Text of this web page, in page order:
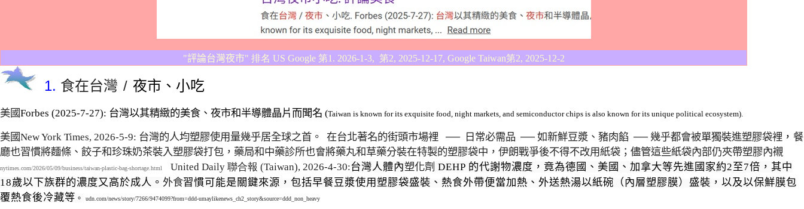
"評論台灣夜市" 排名 US Google 第1. 2026-1-3, 第2, 2025-12-17, Google Taiwan第2, 2025-12-2
1. 食在台灣 / 夜市 、 小吃
美國Forbes (2025-7-27): 台灣以其精緻的美食、夜市和半導體晶片而聞名 (Taiwan is known for its exquisite food, night markets, and semiconductor chips is also known for its unique political ecosystem).
美國New York Times, 2026-5-9: 台灣的人均塑膠使用量幾乎居全球之首。 在台北著名的街頭市場裡 ── 日常必需品 ──如新鮮豆漿、豬肉餡 ── 幾乎都會被單獨裝進塑膠袋裡 ， 餐
廳也習慣將麵條、餃子和珍珠奶茶裝入塑膠袋打包，藥局和中藥診所也會將藥丸和草藥分裝在特製的塑膠袋中， 伊朗戰爭後不得不改用紙袋；儘管這些紙袋內部仍夾帶塑膠內襯
nytimes.com/2026/05/09/business/taiwan-plastic-bag-shortage.html United Daily 聯合報 (Taiwan), 2026-4-30:台灣人體內塑化劑 DEHP 的代謝物濃度，竟為德國、美國、加拿大等先進國家約2至7倍，其中
18歲以下族群的濃度又高於成人。 外食習慣可能是關鍵來源，包括早餐豆漿使用塑膠袋盛裝、熱食外帶便當加熱、外送熱湯以紙碗（內層塑膠膜）盛裝，以及以保鮮膜包
覆熱食後冷藏等 。 udn.com/news/story/7266/9474099?from=ddd-umaylikenews_ch2_story&source=ddd_non_heavy